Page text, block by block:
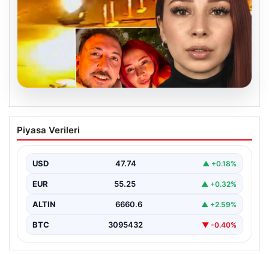
07.08.2026
Nilda Müge Şahin cinayetinde yeni
ayrıntı. “Gördük ama emin olamadık”
Gelişmeler ve Detaylar”, “content”: “ İstanbul’un Şişli…
Piyasa Verileri
USD 47.74 ▲ +0.18%
EUR 55.25 ▲ +0.32%
ALTIN 6660.6 ▲ +2.59%
BTC 3095432 ▼ -0.40%